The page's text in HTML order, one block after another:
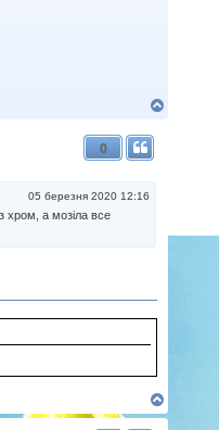
0
05 березня 2020 12:16
хром, а мозіла все
о